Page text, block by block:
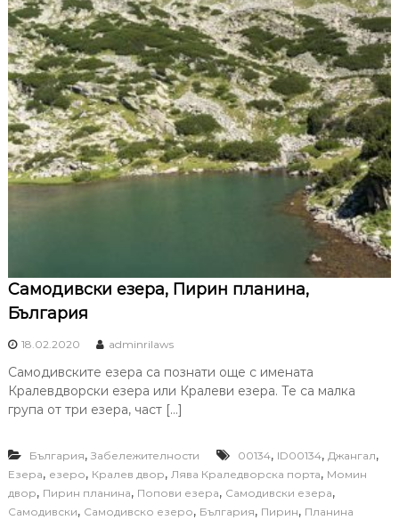
Самодивски езера, Пирин планина,
България
18.02.2020 adminrilaws
Самодивските езера са познати още с имената
Кралевдворски езера или Кралеви езера. Те са малка
група от три езера, част […]
България, Забележителности 00134, ID00134, Джангал,
Езера, езеро, Кралев двор, Лява Краледворска порта, Момин
двор, Пирин планина, Попови езера, Самодивски езера,
Самодивски, Самодивско езеро, България, Пирин, Планина